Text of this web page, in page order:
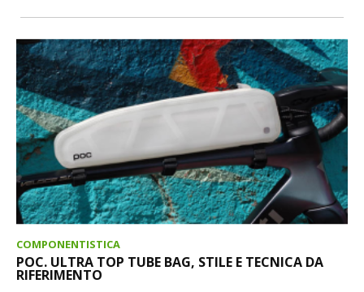
COMPONENTISTICA
POC. ULTRA TOP TUBE BAG, STILE E TECNICA DA
RIFERIMENTO